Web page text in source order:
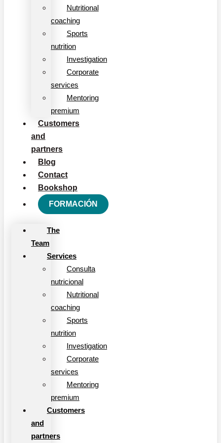
Nutritional
coaching
Sports
nutrition
Investigation
Corporate
services
Mentoring
premium
Customers
and
partners
Blog
Contact
Bookshop
FORMACIÓN
The
Team
Services
Consulta
nutricional
Nutritional
coaching
Sports
nutrition
Investigation
Corporate
services
Mentoring
premium
Customers
and
partners